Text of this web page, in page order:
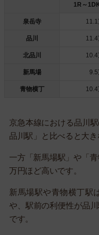
1R～
泉岳寺
品川
北品川
新馬場 9.5
青物横丁
京急本線における品川
品川駅」と比べると大き
一方「新馬場駅」や「
万円ほど高いです。
新馬場駅や青物横丁駅
や、駅前の利便性が品
です。